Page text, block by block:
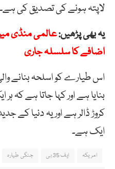
لاپتہ ہونے کی تصدیق کی ہے۔
یہ بھی پڑھیں:عالمی منڈی
اضافے کا سلسلہ جاری
اس طیارے کو اسلحہ بنانے
کروڑ ڈالر ہے اور یہ دنیا کے
ایک ہے۔
امریکہ ایف 35 بی جنگی طیارہ